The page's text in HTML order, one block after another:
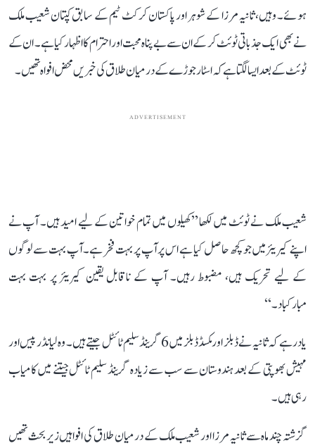
ہوئے۔ وہیں، ثانیہ مرزا کے شوہر اور پاکستان کرکٹ ٹیم کے سابق کپتان شعیب ملک
نے بھی ایک جذباتی ٹوئٹ کر کے ان سے بے پناہ محبت اور احترام کا اظہار کیا ہے۔ ان کے
ٹوئٹ کے بعد ایسا لگتا ہے کہ اسٹار جوڑے کے درمیان طلاق کی خبریں محض افواہ تھیں۔
ADVERTISEMENT
شعیب ملک نے ٹوئٹ میں لکھا ’’کھیلوں میں تمام خواتین کے لیے امید ہیں۔ آپ نے
اپنے کیریئر میں جو کچھ حاصل کیا ہے اس پر آپ پر بہت فخر ہے۔ آپ بہت سے لوگوں
کے لیے تحریک ہیں، مضبوط رہیں۔ آپ کے ناقابل یقین کیریئر پر بہت بہت
مبارکباد۔‘‘
یاد رہے کہ ثانیہ نے ڈبلز اور مکسڈ ڈبلز میں 6 گرینڈ سلیم ٹائٹل جیتے ہیں۔ وہ لیانڈر پیس اور
مہیش بھوپتی کے بعد ہندوستان سے سب سے زیادہ گرینڈ سلیم ٹائٹل جیتنے میں کامیاب
رہی ہیں۔
گزشتہ چند ماہ سے ثانیہ مرزا اور شعیب ملک کے درمیان طلاق کی افواہیں زیر بحث تھیں